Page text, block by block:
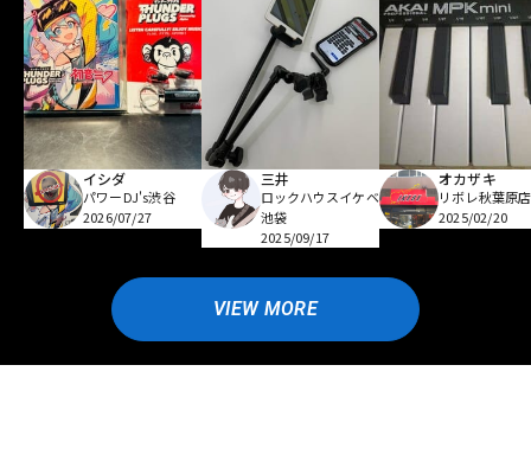
イシダ
パワーDJ's渋谷
2026/07/27
三井
ロックハウスイケベ
池袋
2025/09/17
オカザキ
リボレ秋葉原店
2025/02/20
VIEW MORE